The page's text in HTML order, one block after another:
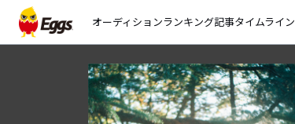
オーディションランキング記事タイムライン